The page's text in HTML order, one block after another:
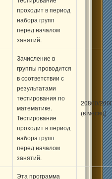
проходит в период
набора групп
перед началом
занятий.
Зачисление в
группы проводится
в соответствии с
результатами
тестирования по
математике.
Тестирование
проходит в период
набора групп
перед началом
занятий.
20800/
(в месяц)
Эта программа